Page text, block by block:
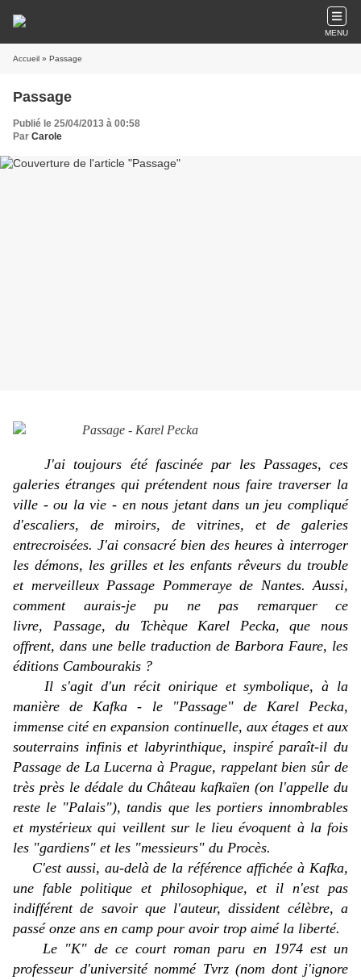
MENU
Accueil » Passage
Passage
Publié le 25/04/2013 à 00:58
Par Carole
J'ai toujours été fascinée par les Passages, ces
galeries étranges qui prétendent nous faire traverser la
ville - ou la vie - en nous jetant dans un jeu compliqué
d'escaliers, de miroirs, de vitrines, et de galeries
entrecroisées. J'ai consacré bien des heures à interroger
les démons, les grilles et les enfants rêveurs du trouble
et merveilleux Passage Pommeraye de Nantes. Aussi,
comment aurais-je pu ne pas remarquer ce
livre, Passage, du Tchèque Karel Pecka, que nous
offrent, dans une belle traduction de Barbora Faure, les
éditions Cambourakis ?
Il s'agit d'un récit onirique et symbolique, à la
manière de Kafka - le "Passage" de Karel Pecka,
immense cité en expansion continuelle, aux étages et aux
souterrains infinis et labyrinthique, inspiré paraît-il du
Passage de La Lucerna à Prague, rappelant bien sûr de
très près le dédale du Château kafkaïen (on l'appelle du
reste le "Palais"), tandis que les portiers innombrables
et mystérieux qui veillent sur le lieu évoquent à la fois
les "gardiens" et les "messieurs" du Procès.
C'est aussi, au-delà de la référence affichée à Kafka,
une fable politique et philosophique, et il n'est pas
indifférent de savoir que l'auteur, dissident célèbre, a
passé onze ans en camp pour avoir trop aimé la liberté.
Le "K" de ce court roman paru en 1974 est un
professeur d'université nommé Tvrz (nom dont j'ignore